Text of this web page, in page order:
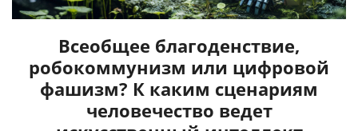
Всеобщее благоденствие,
робокоммунизм или цифровой
фашизм? К каким сценариям
человечество ведет